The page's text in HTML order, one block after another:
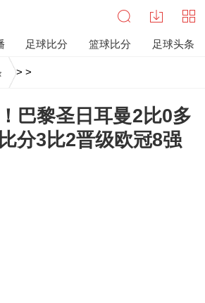
足球比分 篮球比分 足球头条
> >
巴黎圣日耳曼2比0多
分3比2晋级欧冠8强